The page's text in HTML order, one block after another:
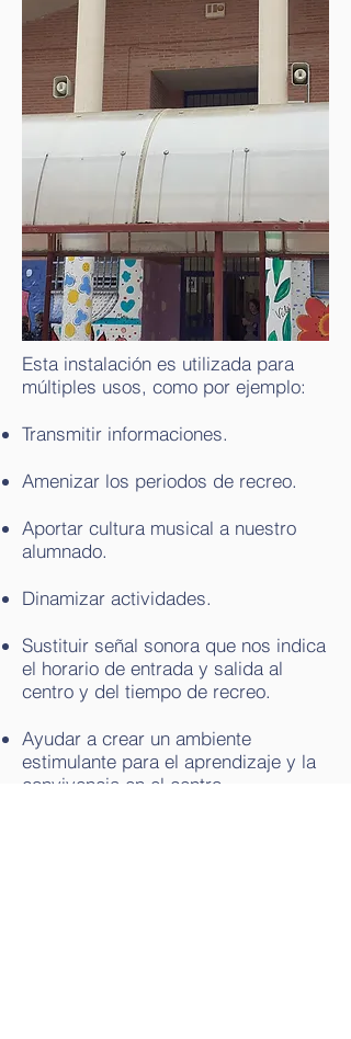
Esta instalación es utilizada para
múltiples usos, como por ejemplo:
Transmitir informaciones.
Amenizar los periodos de recreo.
Aportar cultura musical a nuestro
alumnado.
Dinamizar actividades.
Sustituir señal sonora que nos indica
el horario de entrada y salida al
centro y del tiempo de recreo.
Ayudar a crear un ambiente
estimulante para el aprendizaje y la
convivencia en el centro.